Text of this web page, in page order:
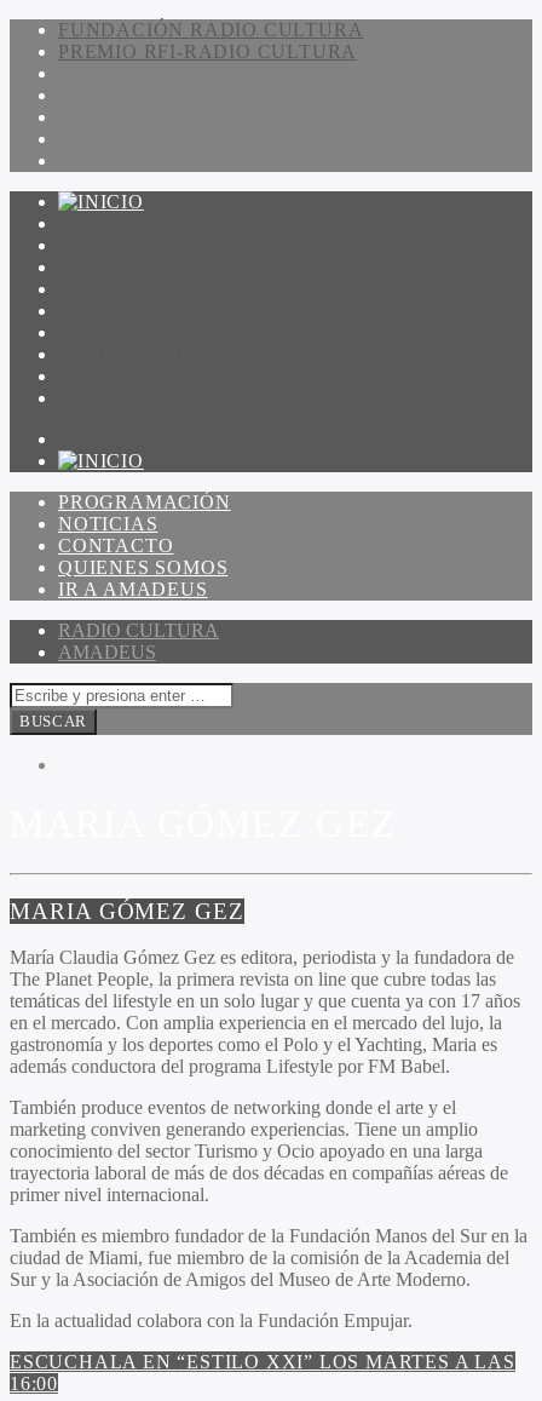
FUNDACIÓN RADIO CULTURA
PREMIO RFI-RADIO CULTURA
PROGRAMACIÓN
NOTICIAS
CONTACTO
QUIENES SOMOS
IR A AMADEUS
RADIO CULTURA
AMADEUS
MARIA GÓMEZ GEZ
María Claudia Gómez Gez es editora, periodista y la fundadora de
The Planet People, la primera revista on line que cubre todas las
temáticas del lifestyle en un solo lugar y que cuenta ya con 17 años
en el mercado. Con amplia experiencia en el mercado del lujo, la
gastronomía y los deportes como el Polo y el Yachting, Maria es
además conductora del programa Lifestyle por FM Babel.
También produce eventos de networking donde el arte y el
marketing conviven generando experiencias. Tiene un amplio
conocimiento del sector Turismo y Ocio apoyado en una larga
trayectoria laboral de más de dos décadas en compañías aéreas de
primer nivel internacional.
También es miembro fundador de la Fundación Manos del Sur en la
ciudad de Miami, fue miembro de la comisión de la Academia del
Sur y la Asociación de Amigos del Museo de Arte Moderno.
En la actualidad colabora con la Fundación Empujar.
ESCUCHALA EN“ESTILO XXI” LOS MARTES A LAS
16:00